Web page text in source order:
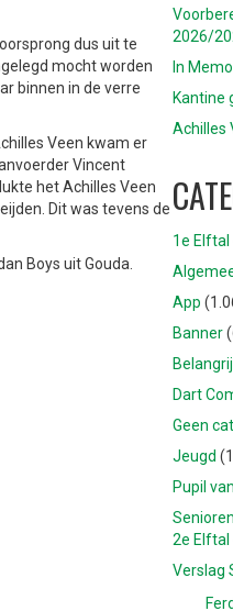
dus uit te
mocht worden
binnen in de verre
Veen kwam er
Vincent
het Achilles Veen
Dit was tevens de
Boys uit Gouda.
2026/
In
Kantine
Achilles
1e Elftal
App
Banner
Dart
Geen
Jeugd
Pupil
Senioren
2e Elftal
Verslag